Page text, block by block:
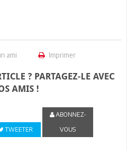
ami Imprimer
? PARTAGEZ-LE AVEC
AMIS !
TWEETER
ABONNEZ-
VOUS